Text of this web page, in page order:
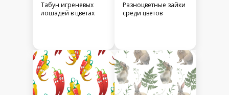
Табун игреневых
лошадей в цветах
Разноцветные зайки
среди цветов